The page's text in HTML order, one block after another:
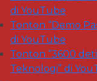
di YouTube
Tonton “Demo
di YouTube
Tonton “3600
Teknologi” di